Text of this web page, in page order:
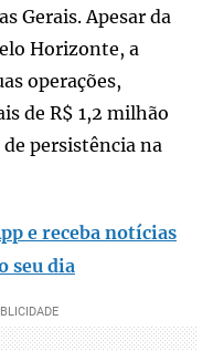
Gerais. Apesar da
Horizonte, a
operações,
de R$ 1,2 milhão
persistência na
e receba notícias
seu dia